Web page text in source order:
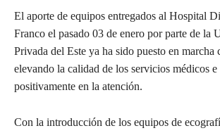
El aporte de equipos entregados al Hospital
Franco el pasado 03 de enero por parte de la
Privada del Este ya ha sido puesto en marcha
elevando la calidad de los servicios médicos
positivamente en la atención.
Con la introducción de los equipos de